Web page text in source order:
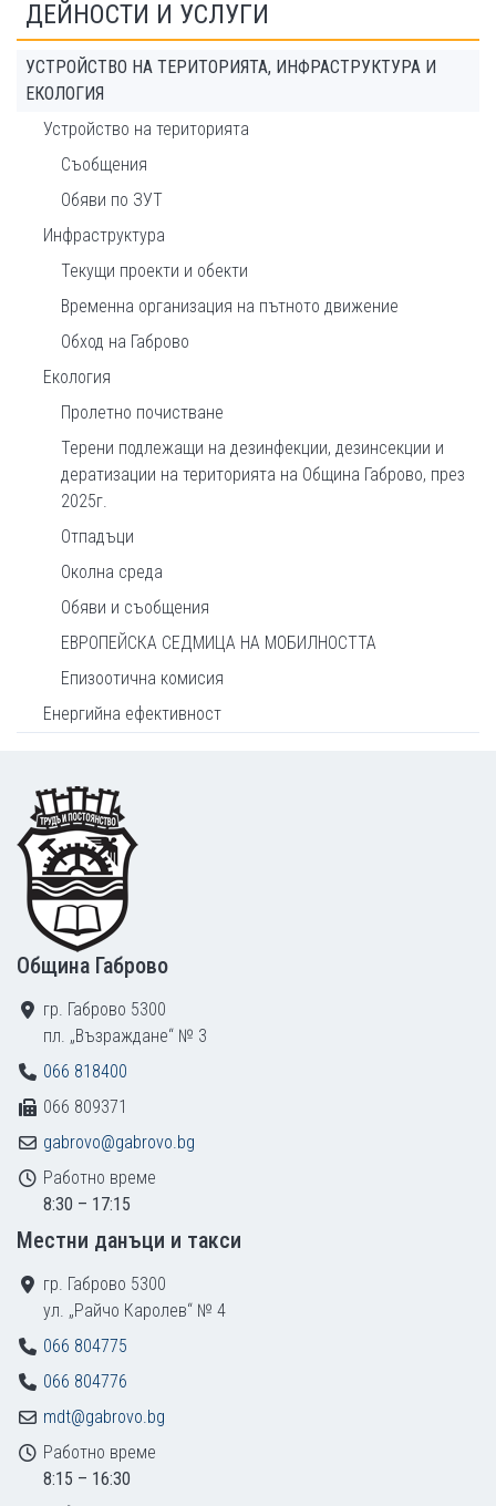
ДЕЙНОСТИ И УСЛУГИ
УСТРОЙСТВО НА ТЕРИТОРИЯТА, ИНФРАСТРУКТУРА И
ЕКОЛОГИЯ
Устройство на територията
Съобщения
Обяви по ЗУТ
Инфраструктура
Текущи проекти и обекти
Временна организация на пътното движение
Обход на Габрово
Екология
Пролетно почистване
Терени подлежащи на дезинфекции, дезинсекции и
дератизации на територията на Община Габрово, през
2025г.
Отпадъци
Околна среда
Обяви и съобщения
ЕВРОПЕЙСКА СЕДМИЦА НА МОБИЛНОСТТА
Епизоотична комисия
Енергийна ефективност
Footer
Община Габрово
гр. Габрово 5300
пл. „Възраждане“ № 3
066 818400
066 809371
gabrovo@gabrovo.bg
Работно време
8:30 – 17:15
Местни данъци и такси
гр. Габрово 5300
ул. „Райчо Каролев“ № 4
066 804775
066 804776
mdt@gabrovo.bg
Работно време
8:15 – 16:30